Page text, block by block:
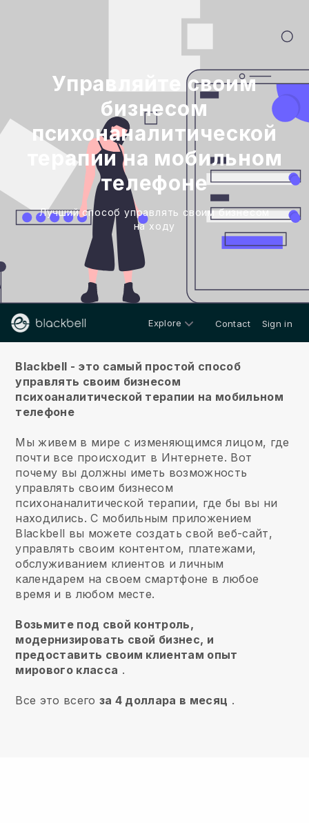
Управляйте своим
бизнесом
психонаналитической
терапии на мобильном
телефоне
Лучший способ управлять своим бизнесом
на ходу
Explore Contact Sign in
Blackbell - это самый простой способ
управлять своим бизнесом
психоаналитической терапии на мобильном
телефоне
Мы живем в мире с изменяющимся лицом, где
почти все происходит в Интернете. Вот
почему вы должны иметь возможность
управлять своим бизнесом
психонаналитической терапии, где бы вы ни
находились. С мобильным приложением
Blackbell вы можете создать свой веб-сайт,
управлять своим контентом, платежами,
обслуживанием клиентов и личным
календарем на своем смартфоне в любое
время и в любом месте.
Возьмите под свой контроль,
модернизировать свой бизнес, и
предоставить своим клиентам опыт
мирового класса .
Все это всего за 4 доллара в месяц .